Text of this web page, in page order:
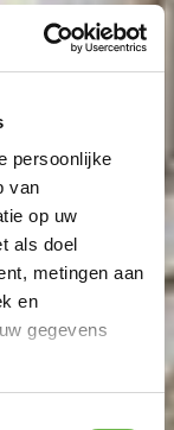
persoonlijke
van
op uw
als doel
metingen aan
en
gegevens